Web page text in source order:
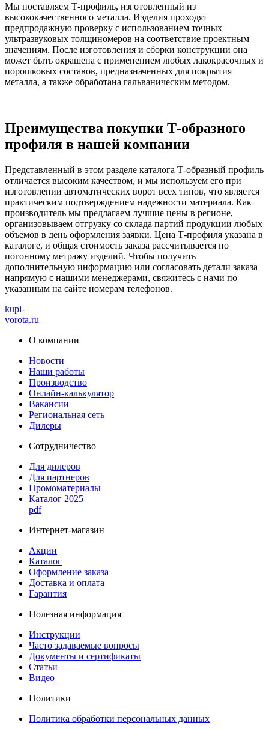
Мы поставляем Т-профиль, изготовленный из
высококачественного металла. Изделия проходят
предпродажную проверку с использованием точных
ультразвуковых толщиномеров на соответствие проектным
значениям. После изготовления и сборки конструкции она
может быть окрашена с применением любых лакокрасочных и
порошковых составов, предназначенных для покрытия
металла, а также обработана гальваническим методом.
Преимущества покупки Т-образного
профиля в нашей компании
Представленный в этом разделе каталога Т-образный профиль
отличается высоким качеством, и мы используем его при
изготовлении автоматических ворот всех типов, что является
практическим подтверждением надежности материала. Как
производитель мы предлагаем лучшие цены в регионе,
организовываем отгрузку со склада партий продукции любых
объемов в день оформления заявки. Цена Т-профиля указана в
каталоге, и общая стоимость заказа рассчитывается по
погонному метражу изделий. Чтобы получить
дополнительную информацию или согласовать детали заказа
напрямую с нашими менеджерами, свяжитесь с нами по
указанным на сайте номерам телефонов.
kupi-
vorota.ru
О компании
Новости
Наши работы
Производство
Онлайн-калькулятор
Вакансии
Региональная сеть
Дилеры
Сотрудничество
Для дилеров
Для партнеров
Промоматериалы
Каталог 2025
pdf
Интернет-магазин
Акции
Каталог
Оформление заказа
Доставка и оплата
Гарантия
Полезная информация
Инструкции
Часто задаваемые вопросы
Документы и сертификаты
Статьи
Видео
Политики
Политика обработки персональных данных